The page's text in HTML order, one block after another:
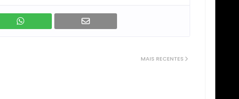
MAIS RECENTES